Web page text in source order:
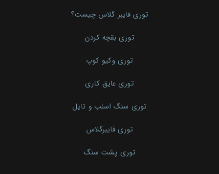
توری فایبر گلاس چیست؟
توری بقچه کردن
توری وکیو کوپ
توری عایق کاری
توری سنگ اسلب و تایل
توری فایبرگلاس
توری پشت سنگ